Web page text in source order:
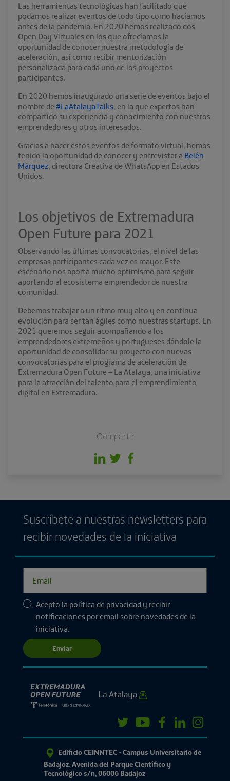
Las herramientas tecnológicas han facilitado que
podamos realizar eventos de todo tipo como hacíamos
antes de la pandemia. En 2020 hemos realizado dos
Open Day Virtuales en los que ofrecíamos la
oportunidad de conocer nuestra metodología de
aceleración, así como recibir mentorización
personalizada para cada uno de los proyectos
participantes.
En 2020 hemos inaugurado una serie de eventos bajo el
nombre de #LaAtalayaTalks, en la que expertos han
compartido su experiencia y conocimiento con nuestros
emprendedores y otros interesados.
Gracias a hacer estos eventos de formato virtual, hemos
tenido la oportunidad de conocer y entrevistar a Belén
Márquez, directora Creativa de WhatsApp en Estados
Unidos.
Los objetivos de Extremadura
Open Future para 2021
Observando las últimas convocatorias, el nivel de las
empresas participantes cada vez es mayor. Este
escenario nos aporta mucho optimismo para seguir
aportando al ecosistema emprendedor de nuestra
comunidad.
Debemos trabajar a un ritmo muy alto y en continua
evolución para ser tan ágiles como nuestras startups. En
2021 queremos seguir acompañando a los
emprendedores extremeños y portugueses dándole la
oportunidad de consolidar su proyecto con nuevas
convocatorias para el programa de aceleración de
Extremadura Open Future – La Atalaya, una iniciativa
para la atracción del talento para el emprendimiento
digital en Extremadura.
Compartir
Suscríbete a nuestras newsletters para
recibir novedades de la iniciativa
Acepto la política de privacidad y recibir
notificaciones por email sobre novedades de la
iniciativa.
Enviar
Edificio CEINNTEC - Campus Universitario de
Badajoz. Avenida del Parque Científico y
Tecnológico s/n, 06006 Badajoz